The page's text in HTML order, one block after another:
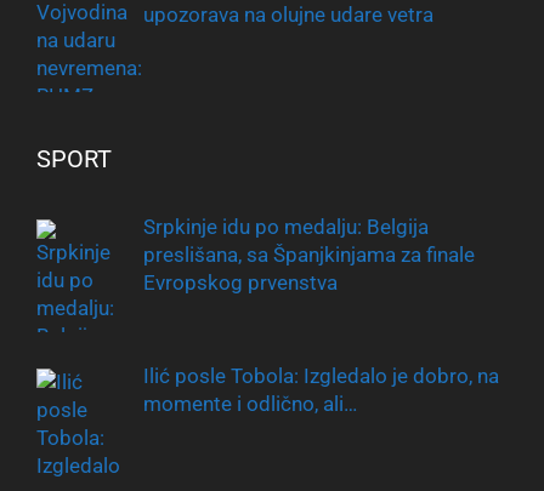
upozorava na olujne udare vetra
SPORT
Srpkinje idu po medalju: Belgija
preslišana, sa Španjkinjama za finale
Evropskog prvenstva
Ilić posle Tobola: Izgledalo je dobro, na
momente i odlično, ali…